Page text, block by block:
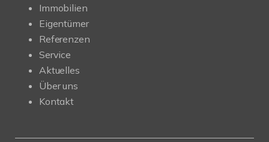
Immobilien
Eigentümer
Referenzen
Service
Aktuelles
Über uns
Kontakt